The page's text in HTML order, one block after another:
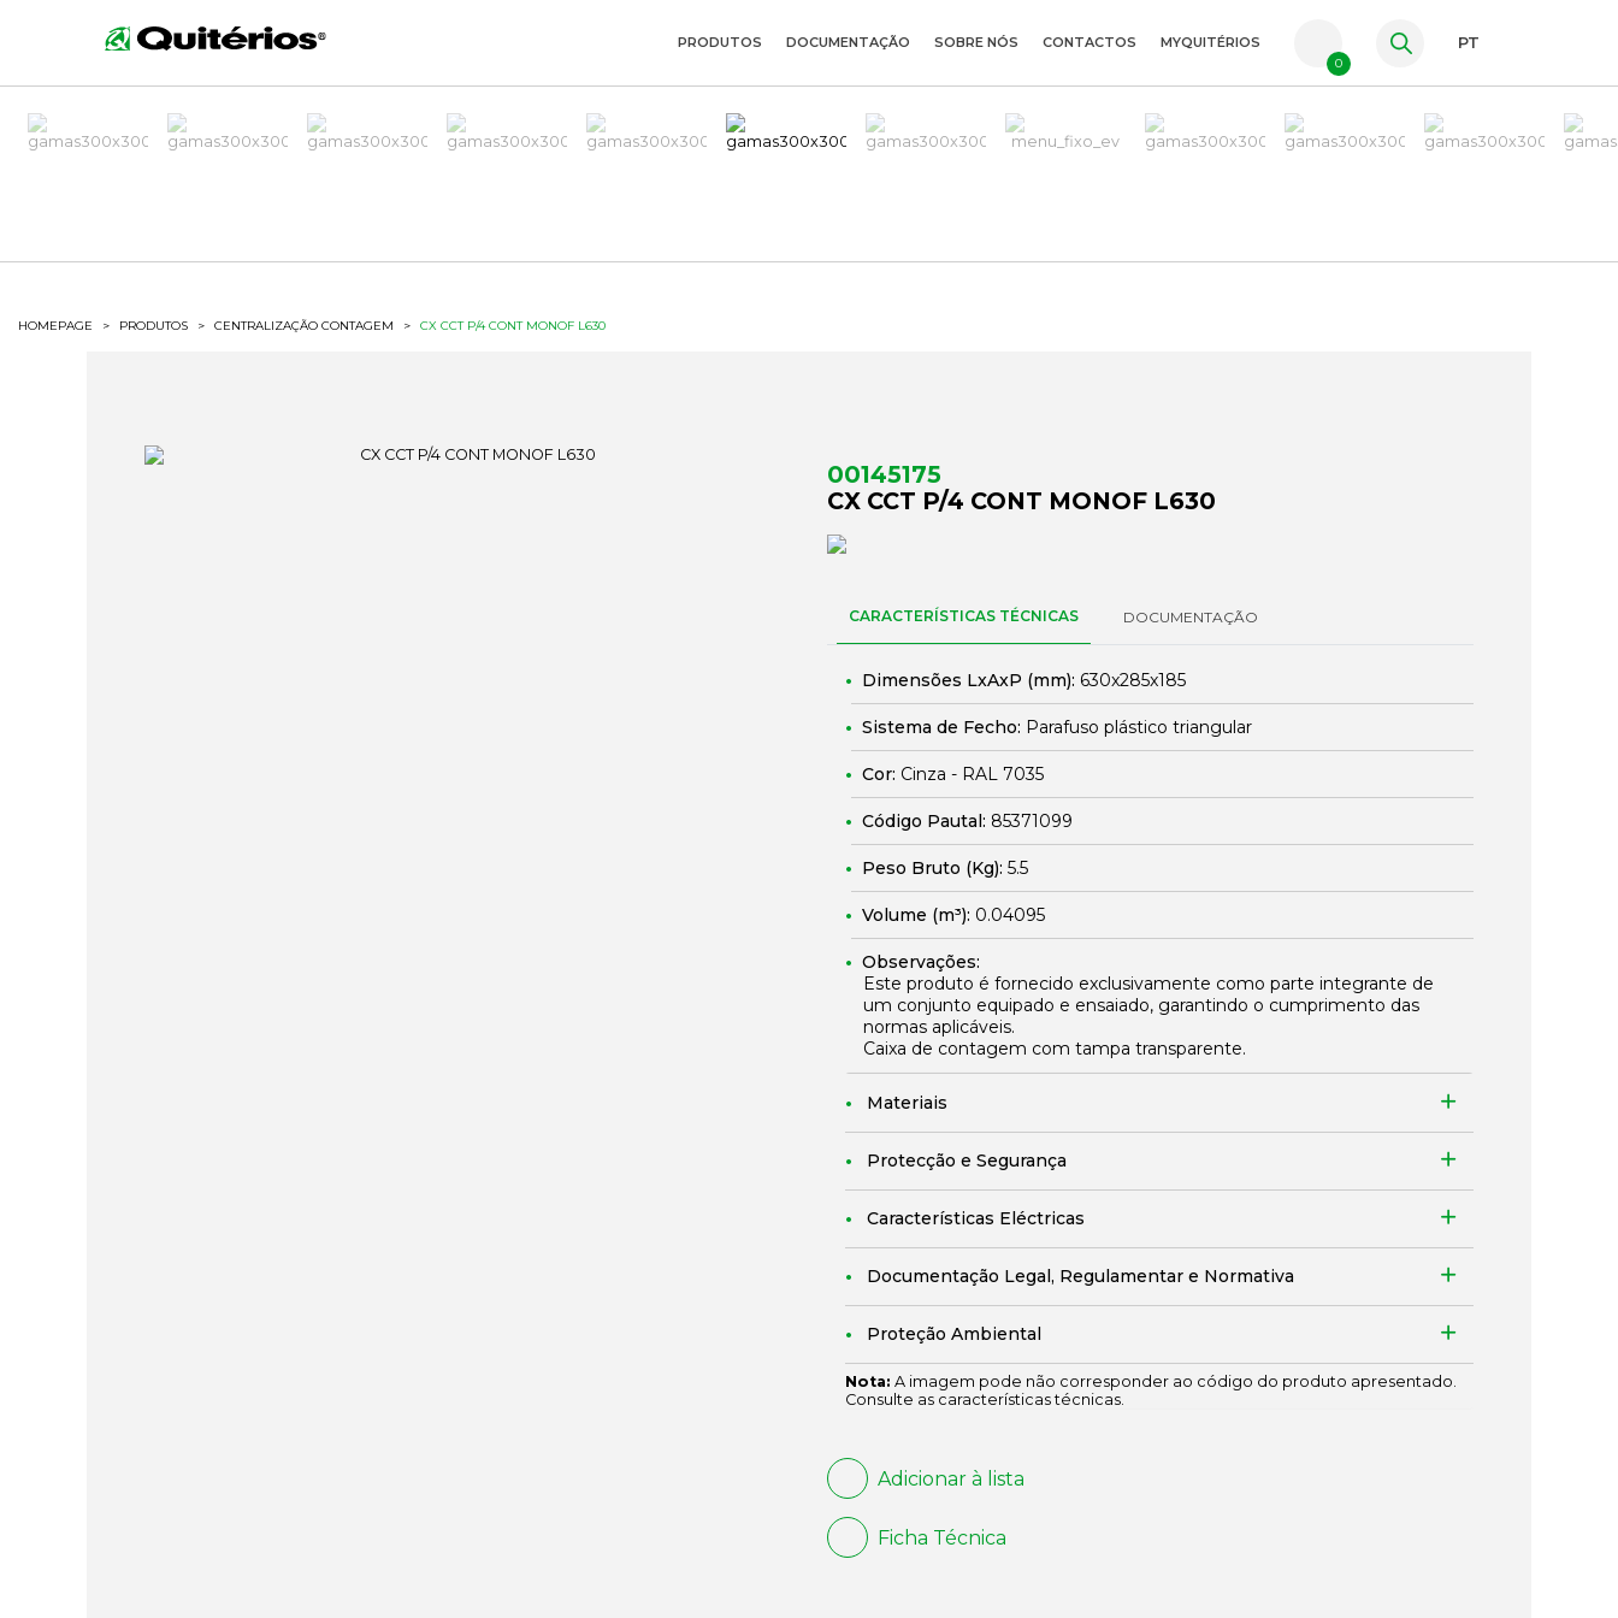
ES
PRODUTOS DOCUMENTAÇÃO SOBRE NÓS CONTACTOS MYQUITÉRIOS
0
PT
HOMEPAGE > PRODUTOS > CENTRALIZAÇÃO CONTAGEM > CX CCT P/4 CONT MONOF L630
00145175
CX CCT P/4 CONT MONOF L630
CARACTERÍSTICAS TÉCNICAS DOCUMENTAÇÃO
Dimensões LxAxP (mm): 630x285x185
Sistema de Fecho: Parafuso plástico triangular
Cor: Cinza - RAL 7035
Código Pautal: 85371099
Peso Bruto (Kg): 5.5
Volume (m³): 0.04095
Observações:
Este produto é fornecido exclusivamente como parte integrante de
um conjunto equipado e ensaiado, garantindo o cumprimento das
normas aplicáveis.
Caixa de contagem com tampa transparente.
Materiais
Protecção e Segurança
Características Eléctricas
Documentação Legal, Regulamentar e Normativa
Proteção Ambiental
Nota: A imagem pode não corresponder ao código do produto apresentado.
Consulte as características técnicas.
Adicionar à lista
Ficha Técnica